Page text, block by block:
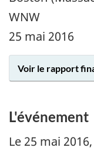
WNW
25 mai 2016
Voir le rapport
L'événement
Le 25 mai 2016